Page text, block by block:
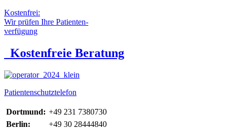
Kostenfrei:
Wir prüfen Ihre Patienten-
verfügung
Kostenfreie Beratung
Patientenschutztelefon
Dortmund: +49 231 7380730
Berlin:
+49 30 28444840